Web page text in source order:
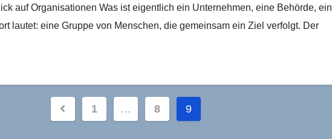
auf Organisationen Was ist eigentlich ein Unternehmen, eine Behörde, ein
lautet: eine Gruppe von Menschen, die gemeinsam ein Ziel verfolgt. Der
Seitennummerierung
der
1 … 8 9